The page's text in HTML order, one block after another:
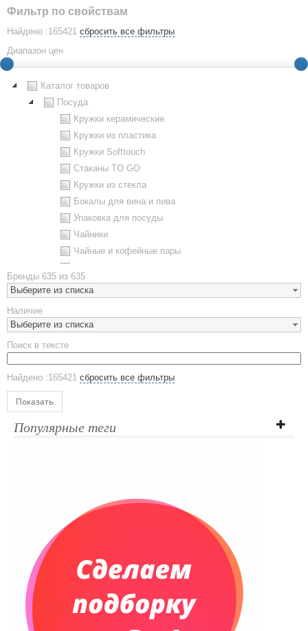
Фильтр по свойствам
Найдено :165421 сбросить все фильтры
Диапазон цен
Каталог товаров
Посуда
Кружки керамические
Кружки из пластика
Кружки Softtouch
Стаканы TO GO
Кружки из стекла
Бокалы для вина и пива
Упаковка для посуды
Чайники
Чайные и кофейные пары
Наборы посуды
Предметы сервировки
Стаканы
Эко кружки
ЕВРОПОСУДА
Аксессуары
Ежедневники и блокноты
Датированные ежедневники
Планинги недатированные
Телефонные книжки
Сумки и Рюкзаки
Сумки для планшетов и ноутбуков
Рюкзаки
Конференц-сумки
Бренды 635 из 635
Выберите из списка
Наличие
Выберите из списка
Поиск в тексте
Найдено :165421 сбросить все фильтры
Показать
Популярные теги